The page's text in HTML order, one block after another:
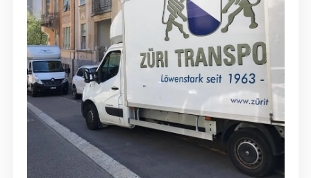
Günstige Umzüge - Hervorragender
Service